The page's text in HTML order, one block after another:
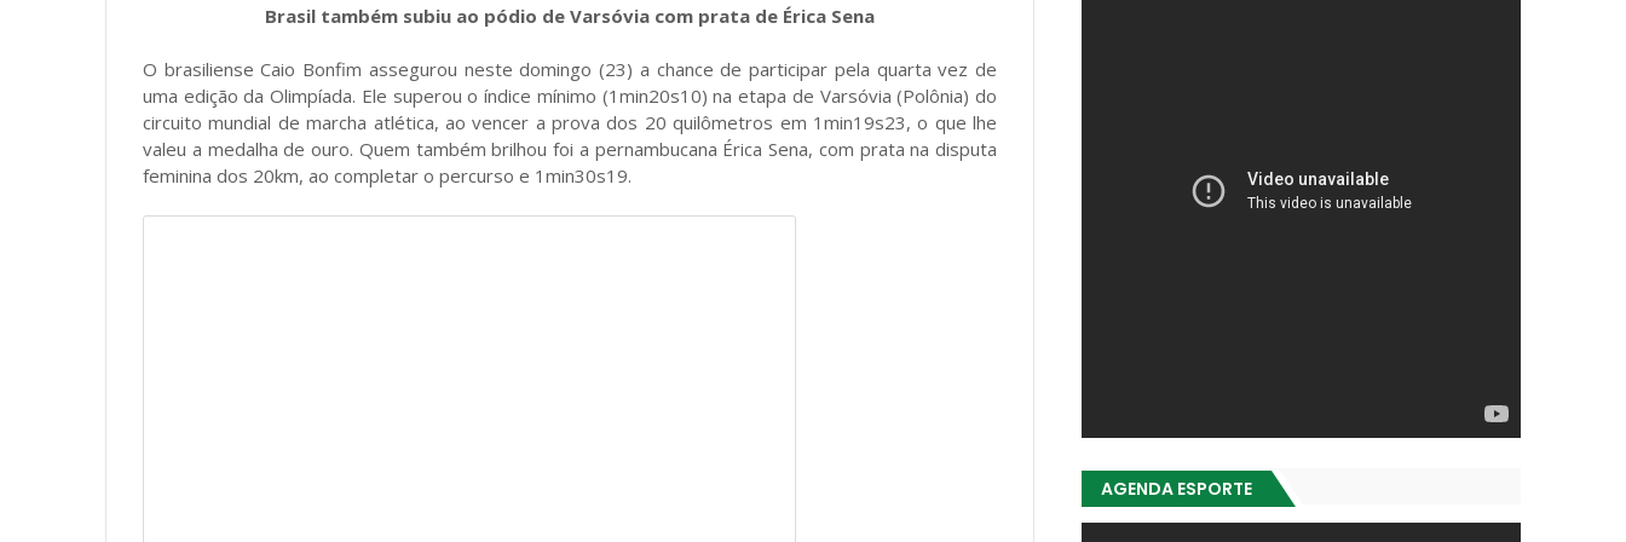
Brasil também subiu ao pódio de Varsóvia com prata de Érica Sena
O brasiliense Caio Bonfim assegurou neste domingo (23) a chance de participar pela quarta vez de
uma edição da Olimpíada. Ele superou o índice mínimo (1min20s10) na etapa de Varsóvia (Polônia) do
circuito mundial de marcha atlética, ao vencer a prova dos 20 quilômetros em 1min19s23, o que lhe
valeu a medalha de ouro. Quem também brilhou foi a pernambucana Érica Sena, com prata na disputa
feminina dos 20km, ao completar o percurso e 1min30s19.
AGENDA ESPORTE